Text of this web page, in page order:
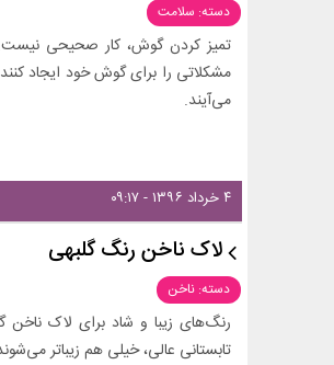
دسته: سلامت
تمیز کردن گوش، کار صحیحی
مشکلاتی را برای گوش خود ایجاد
می‌آیند.
۴ خرداد ۱۳۹۶ - ۰۹:۱۷
لاک ناخن رنگ گلبهی
دسته: ناخن
رنگ‌های زیبا و شاد برای لاک ناخن
تابستانی عالی، خیلی هم زیباتر